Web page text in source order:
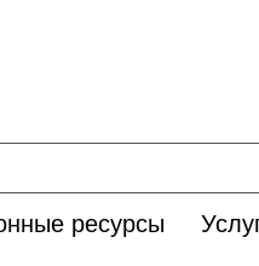
ресурсы